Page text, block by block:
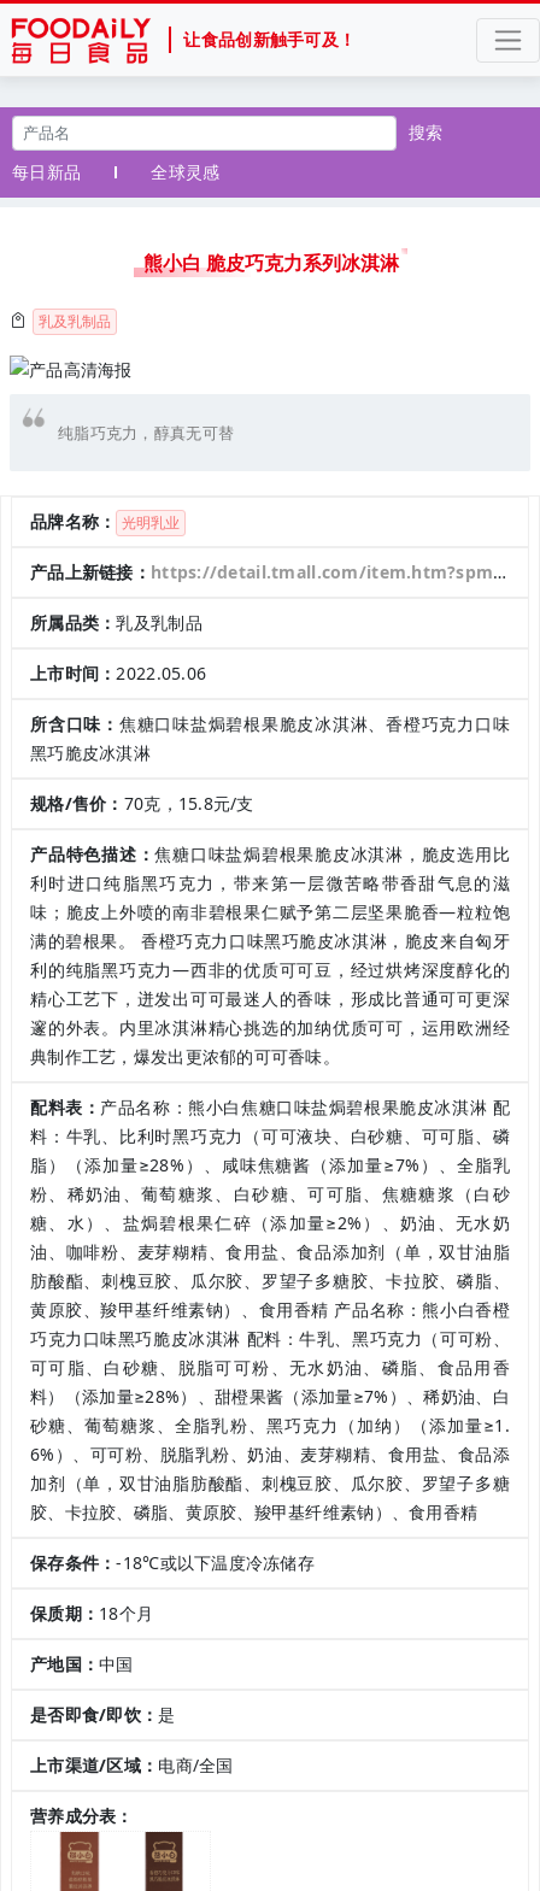
让食品创新触手可及！
搜索
每日新品
全球灵感
熊小白 脆皮巧克力系列冰淇淋
乳及乳制品
纯脂巧克力，醇真无可替
品牌名称： 光明乳业
产品上新链接： https://detail.tmall.com/item.htm?spm=a1z10.3-b-s.w4011-21696001297.91.91171ef1JRwcuB&id=673874614280&rn=a06df03e78050da0379631d3fce507dc&abbucket=11
所属品类：乳及乳制品
上市时间：2022.05.06
所含口味： 焦糖口味盐焗碧根果脆皮冰淇淋、香橙巧克力口味
黑巧脆皮冰淇淋
规格/售价： 70克，15.8元/支
产品特色描述：焦糖口味盐焗碧根果脆皮冰淇淋，脆皮选用比
利时进口纯脂黑巧克力，带来第一层微苦略带香甜气息的滋
味；脆皮上外喷的南非碧根果仁赋予第二层坚果脆香—粒粒饱
满的碧根果。 香橙巧克力口味黑巧脆皮冰淇淋，脆皮来自匈牙
利的纯脂黑巧克力—西非的优质可可豆，经过烘烤深度醇化的
精心工艺下，迸发出可可最迷人的香味，形成比普通可可更深
邃的外表。内里冰淇淋精心挑选的加纳优质可可，运用欧洲经
典制作工艺，爆发出更浓郁的可可香味。
配料表： 产品名称：熊小白焦糖口味盐焗碧根果脆皮冰淇淋 配
料：牛乳、比利时黑巧克力（可可液块、白砂糖、可可脂、磷
脂）（添加量≥28%）、咸味焦糖酱（添加量≥7%）、全脂乳
粉、稀奶油、葡萄糖浆、白砂糖、可可脂、焦糖糖浆（白砂
糖、水）、盐焗碧根果仁碎（添加量≥2%）、奶油、无水奶
油、咖啡粉、麦芽糊精、食用盐、食品添加剂（单，双甘油脂
肪酸酯、刺槐豆胶、瓜尔胶、罗望子多糖胶、卡拉胶、磷脂、
黄原胶、羧甲基纤维素钠）、食用香精 产品名称：熊小白香橙
巧克力口味黑巧脆皮冰淇淋 配料：牛乳、黑巧克力（可可粉、
可可脂、白砂糖、脱脂可可粉、无水奶油、磷脂、食品用香
料）（添加量≥28%）、甜橙果酱（添加量≥7%）、稀奶油、白
砂糖、葡萄糖浆、全脂乳粉、黑巧克力（加纳）（添加量≥1.
6%）、可可粉、脱脂乳粉、奶油、麦芽糊精、食用盐、食品添
加剂（单，双甘油脂肪酸酯、刺槐豆胶、瓜尔胶、罗望子多糖
胶、卡拉胶、磷脂、黄原胶、羧甲基纤维素钠）、食用香精
保存条件：-18℃或以下温度冷冻储存
保质期： 18个月
产地国：中国
是否即食/即饮：是
上市渠道/区域： 电商/全国
营养成分表：